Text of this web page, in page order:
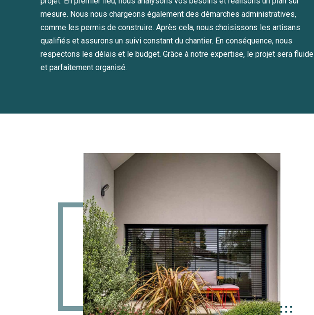
mesure. Nous nous chargeons également des démarches administratives,
comme les permis de construire. Après cela, nous choisissons les artisans
qualifiés et assurons un suivi constant du chantier. En conséquence, nous
respectons les délais et le budget. Grâce à notre expertise, le projet sera fluide
et parfaitement organisé.